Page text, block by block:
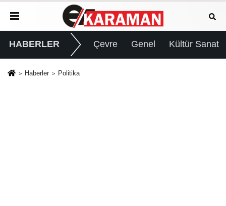
HABERLER Çevre Genel Kültür Sanat
Haberler Politika